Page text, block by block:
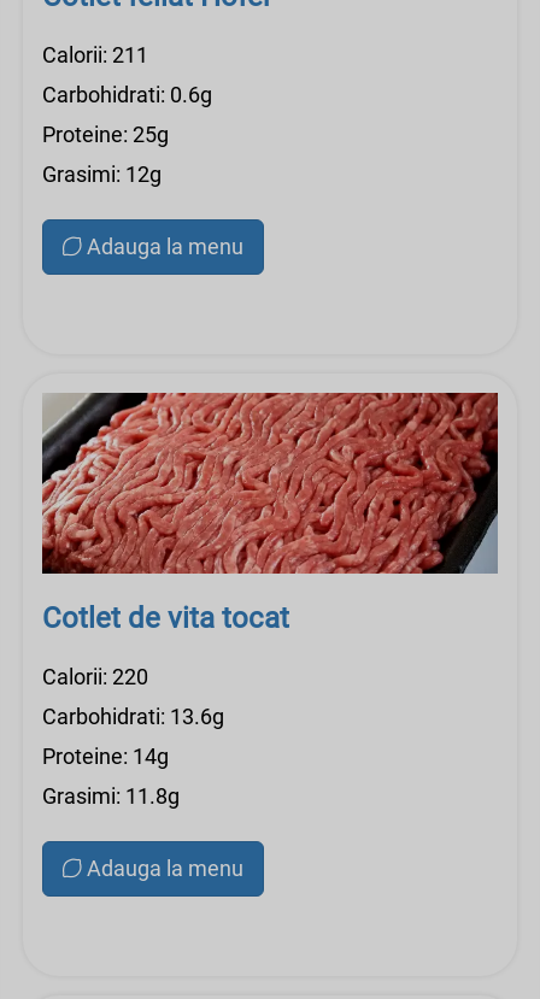
Calorii: 211
Carbohidrati: 0.6g
Proteine: 25g
Grasimi: 12g
Adauga la menu
Cotlet de vita tocat
Calorii: 220
Carbohidrati: 13.6g
Proteine: 14g
Grasimi: 11.8g
Adauga la menu